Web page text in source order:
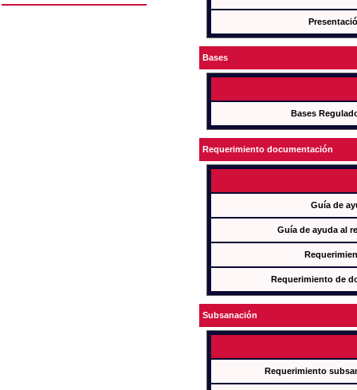
Bases
Bases
Requerimiento documentación
Guía de
Guía de ayuda al
Requerimiento de
Subsanación
Requerimiento